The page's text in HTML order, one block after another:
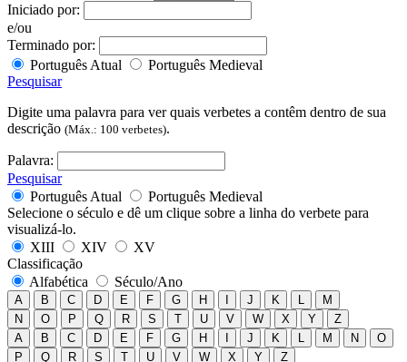
Iniciado por:
e/ou
Terminado por:
Português Atual
Português Medieval
Pesquisar
Digite uma palavra para ver quais verbetes a contêm dentro de sua
descrição (Máx.: 100 verbetes).
Palavra:
Pesquisar
Português Atual
Português Medieval
Selecione o século e dê um clique sobre a linha do verbete para
visualizá-lo.
XIII
XIV
XV
Classificação
Alfabética
Século/Ano
A B C D E F G H I J K L
M
N
O P Q R S T U V W X Y
Z
A
B C D E F G H I J K L M N
O
P
Q R S T U V W X Y Z